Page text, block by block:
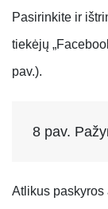
Pasirinkite ir
tiekėjų
pav.).
8 pav.
Atlikus paskyros